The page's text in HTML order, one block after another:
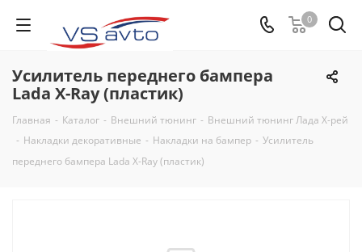
0
Усилитель переднего бампера
Lada X-Ray (пластик)
Главная - Каталог - Внешний тюнинг - Внешний тюнинг Лада Х-рей
- Накладки декоративные - Накладки на бампер - Усилитель
переднего бампера Lada X-Ray (пластик)